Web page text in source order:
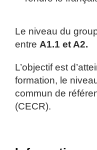
Le niveau du
entre A1.1 et A2.
L’objectif est
formation, le
commun de
(CECR).